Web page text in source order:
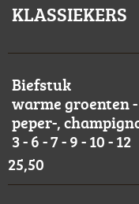
KLASSIEKERS
Biefstuk
warme groenten
peper-,
3 - 6 - 7 - 9 - 10 - 12
25,50